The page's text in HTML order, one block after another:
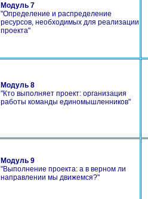
Модуль 7
"Определение и распределение
ресурсов, необходимых для реализации
проекта"
Модуль 8
"Кто выполняет проект: организация
работы команды единомышленников"
Модуль 9
"Выполнение проекта: а в верном ли
направлении мы движемся?"